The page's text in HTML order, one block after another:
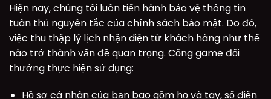
Hiện nay, chúng tôi luôn tiến hành bảo vệ thông tin
tuân thủ nguyên tắc của chính sách bảo mật. Do đó,
việc thu thập lý lịch nhận diện từ khách hàng như thế
nào trở thành vấn đề quan trọng. Cổng game đổi
thưởng thực hiện sử dụng:
Hồ sơ cá nhân của bạn bao gồm họ và tay, số điện